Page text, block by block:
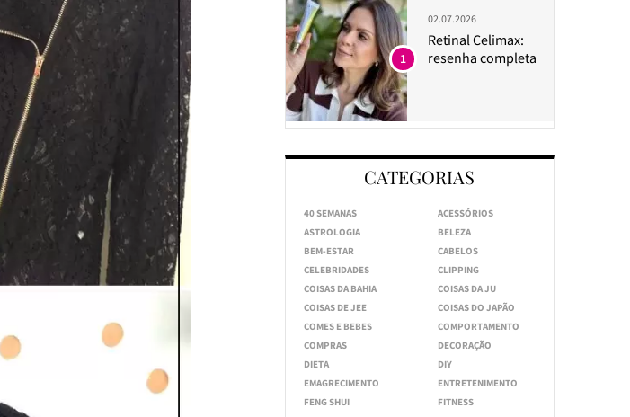
02.07.2026
Retinal Celimax:
resenha completa
1
CATEGORIAS
40 SEMANAS
ACESSÓRIOS
ASTROLOGIA
BELEZA
BEM-ESTAR
CABELOS
CELEBRIDADES
CLIPPING
COISAS DA BAHIA
COISAS DA JU
COISAS DE JEE
COISAS DO JAPÃO
COMES E BEBES
COMPORTAMENTO
COMPRAS
DECORAÇÃO
DIETA
DIY
EMAGRECIMENTO
ENTRETENIMENTO
FENG SHUI
FITNESS